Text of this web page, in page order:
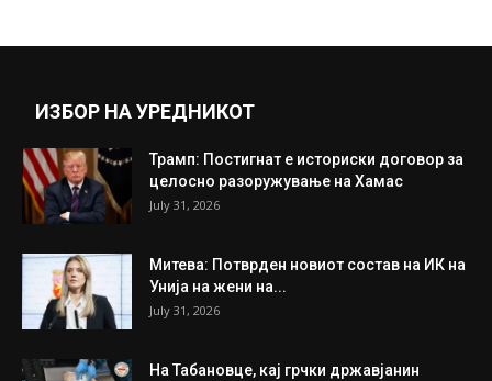
ИЗБОР НА УРЕДНИКОТ
Трамп: Постигнат е историски договор за
целосно разоружување на Хамас
July 31, 2026
Митева: Потврден новиот состав на ИК на
Унија на жени на...
July 31, 2026
На Табановце, кај грчки државјанин